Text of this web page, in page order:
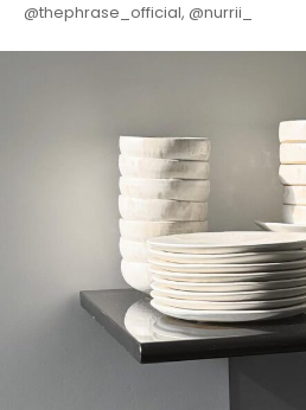
@thephrase_official, @nurrii_